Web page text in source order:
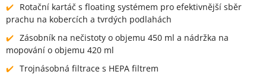
Rotační kartáč s floating systémem pro efektivnější sběr
prachu na kobercích a tvrdých podlahách
Zásobník na nečistoty o objemu 450 ml a nádržka na
mopování o objemu 420 ml
Trojnásobná filtrace s HEPA filtrem